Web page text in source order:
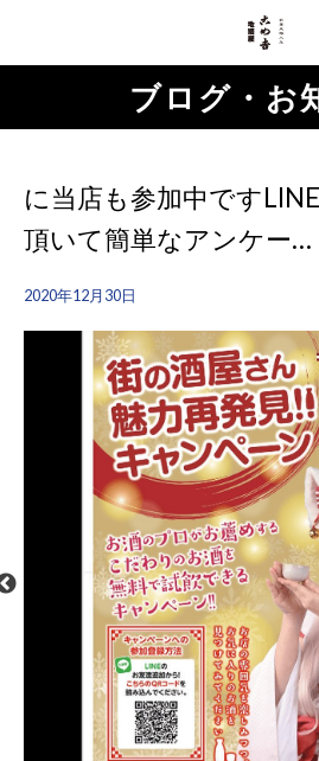
ブログ・お
に当店も参加中です
頂いて簡単なアンケー…
2020年12月30日